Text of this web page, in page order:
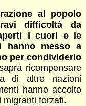
al popolo
difficoltà da
i cuori e le
hanno messo a
per condividerlo
ricompensare
di altre nazioni
hanno accolto
migranti forzati.